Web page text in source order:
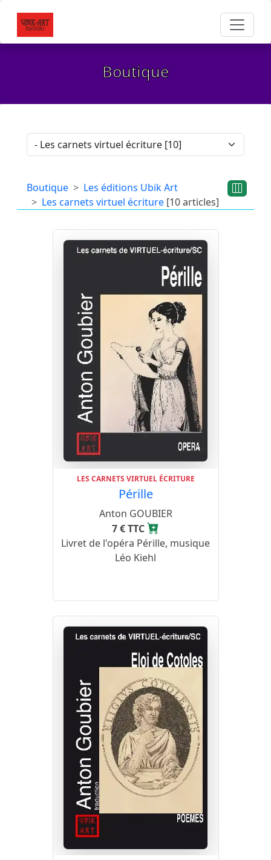
Boutique
Boutique
Les éditions Ubik Art
Les carnets virtuel écriture [10 articles]
LES CARNETS VIRTUEL ÉCRITURE
Pérille
Anton GOUBIER
7 € TTC
Livret de l'opéra Pérille, musique
Léo Kiehl